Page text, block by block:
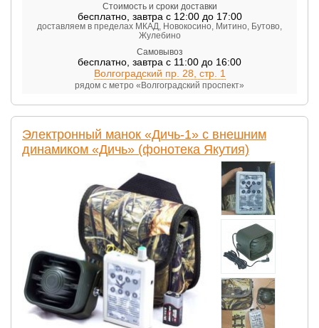
Стоимость и сроки доставки
бесплатно, завтра с 12:00 до 17:00
доставляем в пределах МКАД, Новокосино, Митино, Бутово,
Жулебино
Самовывоз
бесплатно завтра с 11:00 до 16:00
Волгоградский пр. 28, стр. 1
рядом с метро «Волгоградский проспект»
Электронный манок «Дичь-1» с внешним
динамиком «Дичь» (фонотека Якутия)